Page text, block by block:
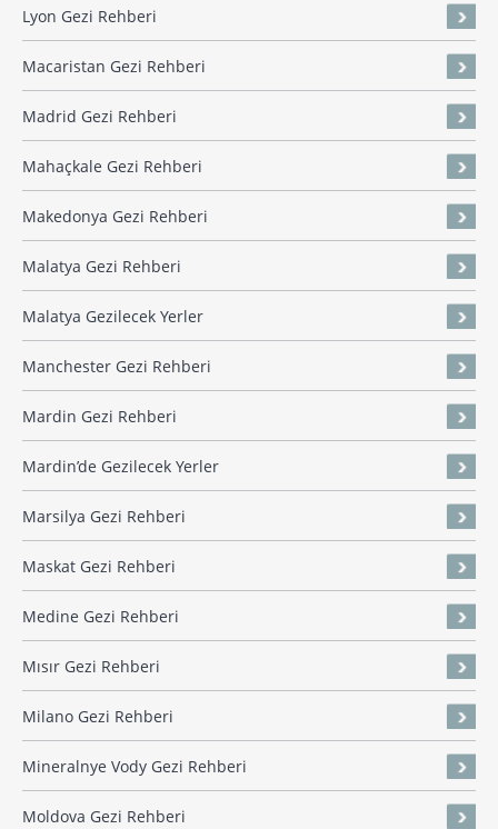
Lyon Gezi Rehberi
Macaristan Gezi Rehberi
Madrid Gezi Rehberi
Mahaçkale Gezi Rehberi
Makedonya Gezi Rehberi
Malatya Gezi Rehberi
Malatya Gezilecek Yerler
Manchester Gezi Rehberi
Mardin Gezi Rehberi
Mardin’de Gezilecek Yerler
Marsilya Gezi Rehberi
Maskat Gezi Rehberi
Medine Gezi Rehberi
Mısır Gezi Rehberi
Milano Gezi Rehberi
Mineralnye Vody Gezi Rehberi
Moldova Gezi Rehberi